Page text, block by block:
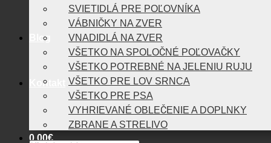
Blog
Kontakt
0,00€
SVIETIDLÁ PRE POĽOVNÍKA
VÁBNIČKY NA ZVER
VNADIDLÁ NA ZVER
VŠETKO NA SPOLOČNÉ POĽOVAČKY
VŠETKO POTREBNÉ NA JELENIU RUJU
VŠETKO PRE LOV SRNCA
VŠETKO PRE PSA
VYHRIEVANÉ OBLEČENIE A DOPLNKY
ZBRANE A STRELIVO